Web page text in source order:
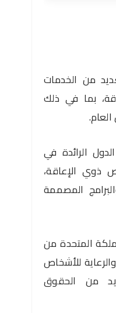
من الخدمات
بما في ذلك
الرائدة في
ذوي الإعاقة،
المصممة
المتحدة من
للأشخاص
من الحقوق